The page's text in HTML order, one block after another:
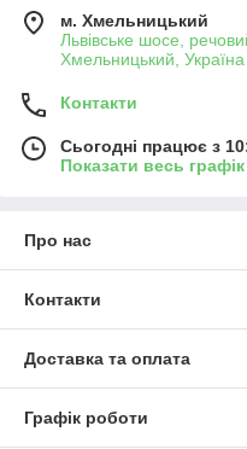
м. Хмельницький
Львівське шосе,
Хмельницький, Україна
Контакти
Сьогодні працює з
Показати весь
Про нас
Контакти
Доставка та оплата
Графік роботи